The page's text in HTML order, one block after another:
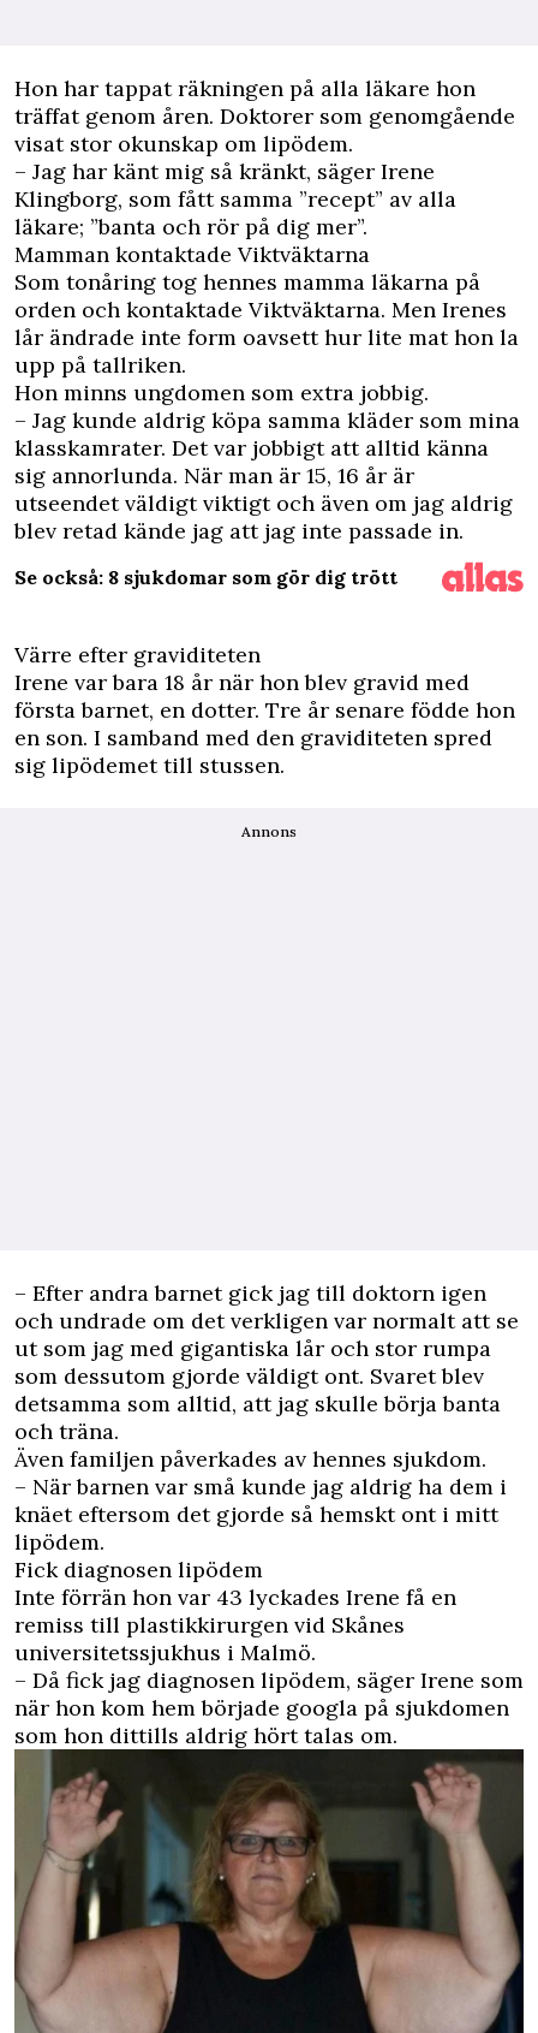
Hon har tappat räkningen på alla läkare hon
träffat genom åren. Doktorer som genomgående
visat stor okunskap om lipödem.
– Jag har känt mig så kränkt, säger Irene
Klingborg, som fått samma ”recept” av alla
läkare; ”banta och rör på dig mer”.
Mamman kontaktade Viktväktarna
Som tonåring tog hennes mamma läkarna på
orden och kontaktade Viktväktarna. Men Irenes
lår ändrade inte form oavsett hur lite mat hon la
upp på tallriken.
Hon minns ungdomen som extra jobbig.
– Jag kunde aldrig köpa samma kläder som mina
klasskamrater. Det var jobbigt att alltid känna
sig annorlunda. När man är 15, 16 år är
utseendet väldigt viktigt och även om jag aldrig
blev retad kände jag att jag inte passade in.
Se också: 8 sjukdomar som gör dig trött
Värre efter graviditeten
Irene var bara 18 år när hon blev gravid med
första barnet, en dotter. Tre år senare födde hon
en son. I samband med den graviditeten spred
sig lipödemet till stussen.
Annons
– Efter andra barnet gick jag till doktorn igen
och undrade om det verkligen var normalt att se
ut som jag med gigantiska lår och stor rumpa
som dessutom gjorde väldigt ont. Svaret blev
detsamma som alltid, att jag skulle börja banta
och träna.
Även familjen påverkades av hennes sjukdom.
– När barnen var små kunde jag aldrig ha dem i
knäet eftersom det gjorde så hemskt ont i mitt
lipödem.
Fick diagnosen lipödem
Inte förrän hon var 43 lyckades Irene få en
remiss till plastikkirurgen vid Skånes
universitetssjukhus i Malmö.
– Då fick jag diagnosen lipödem, säger Irene som
när hon kom hem började googla på sjukdomen
som hon dittills aldrig hört talas om.